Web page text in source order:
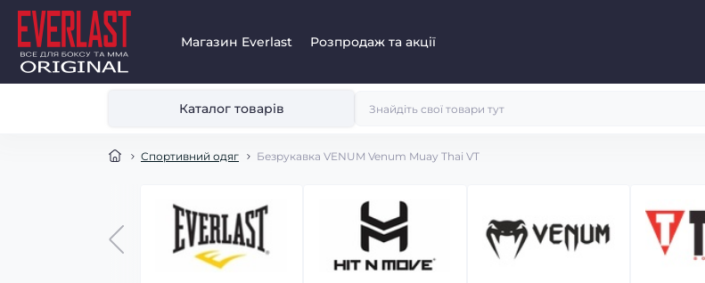
Магазин Everlast Розпродаж та акції
Каталог товарів
Спортивний одяг Безрукавка VENUM Venum Muay Thai VT